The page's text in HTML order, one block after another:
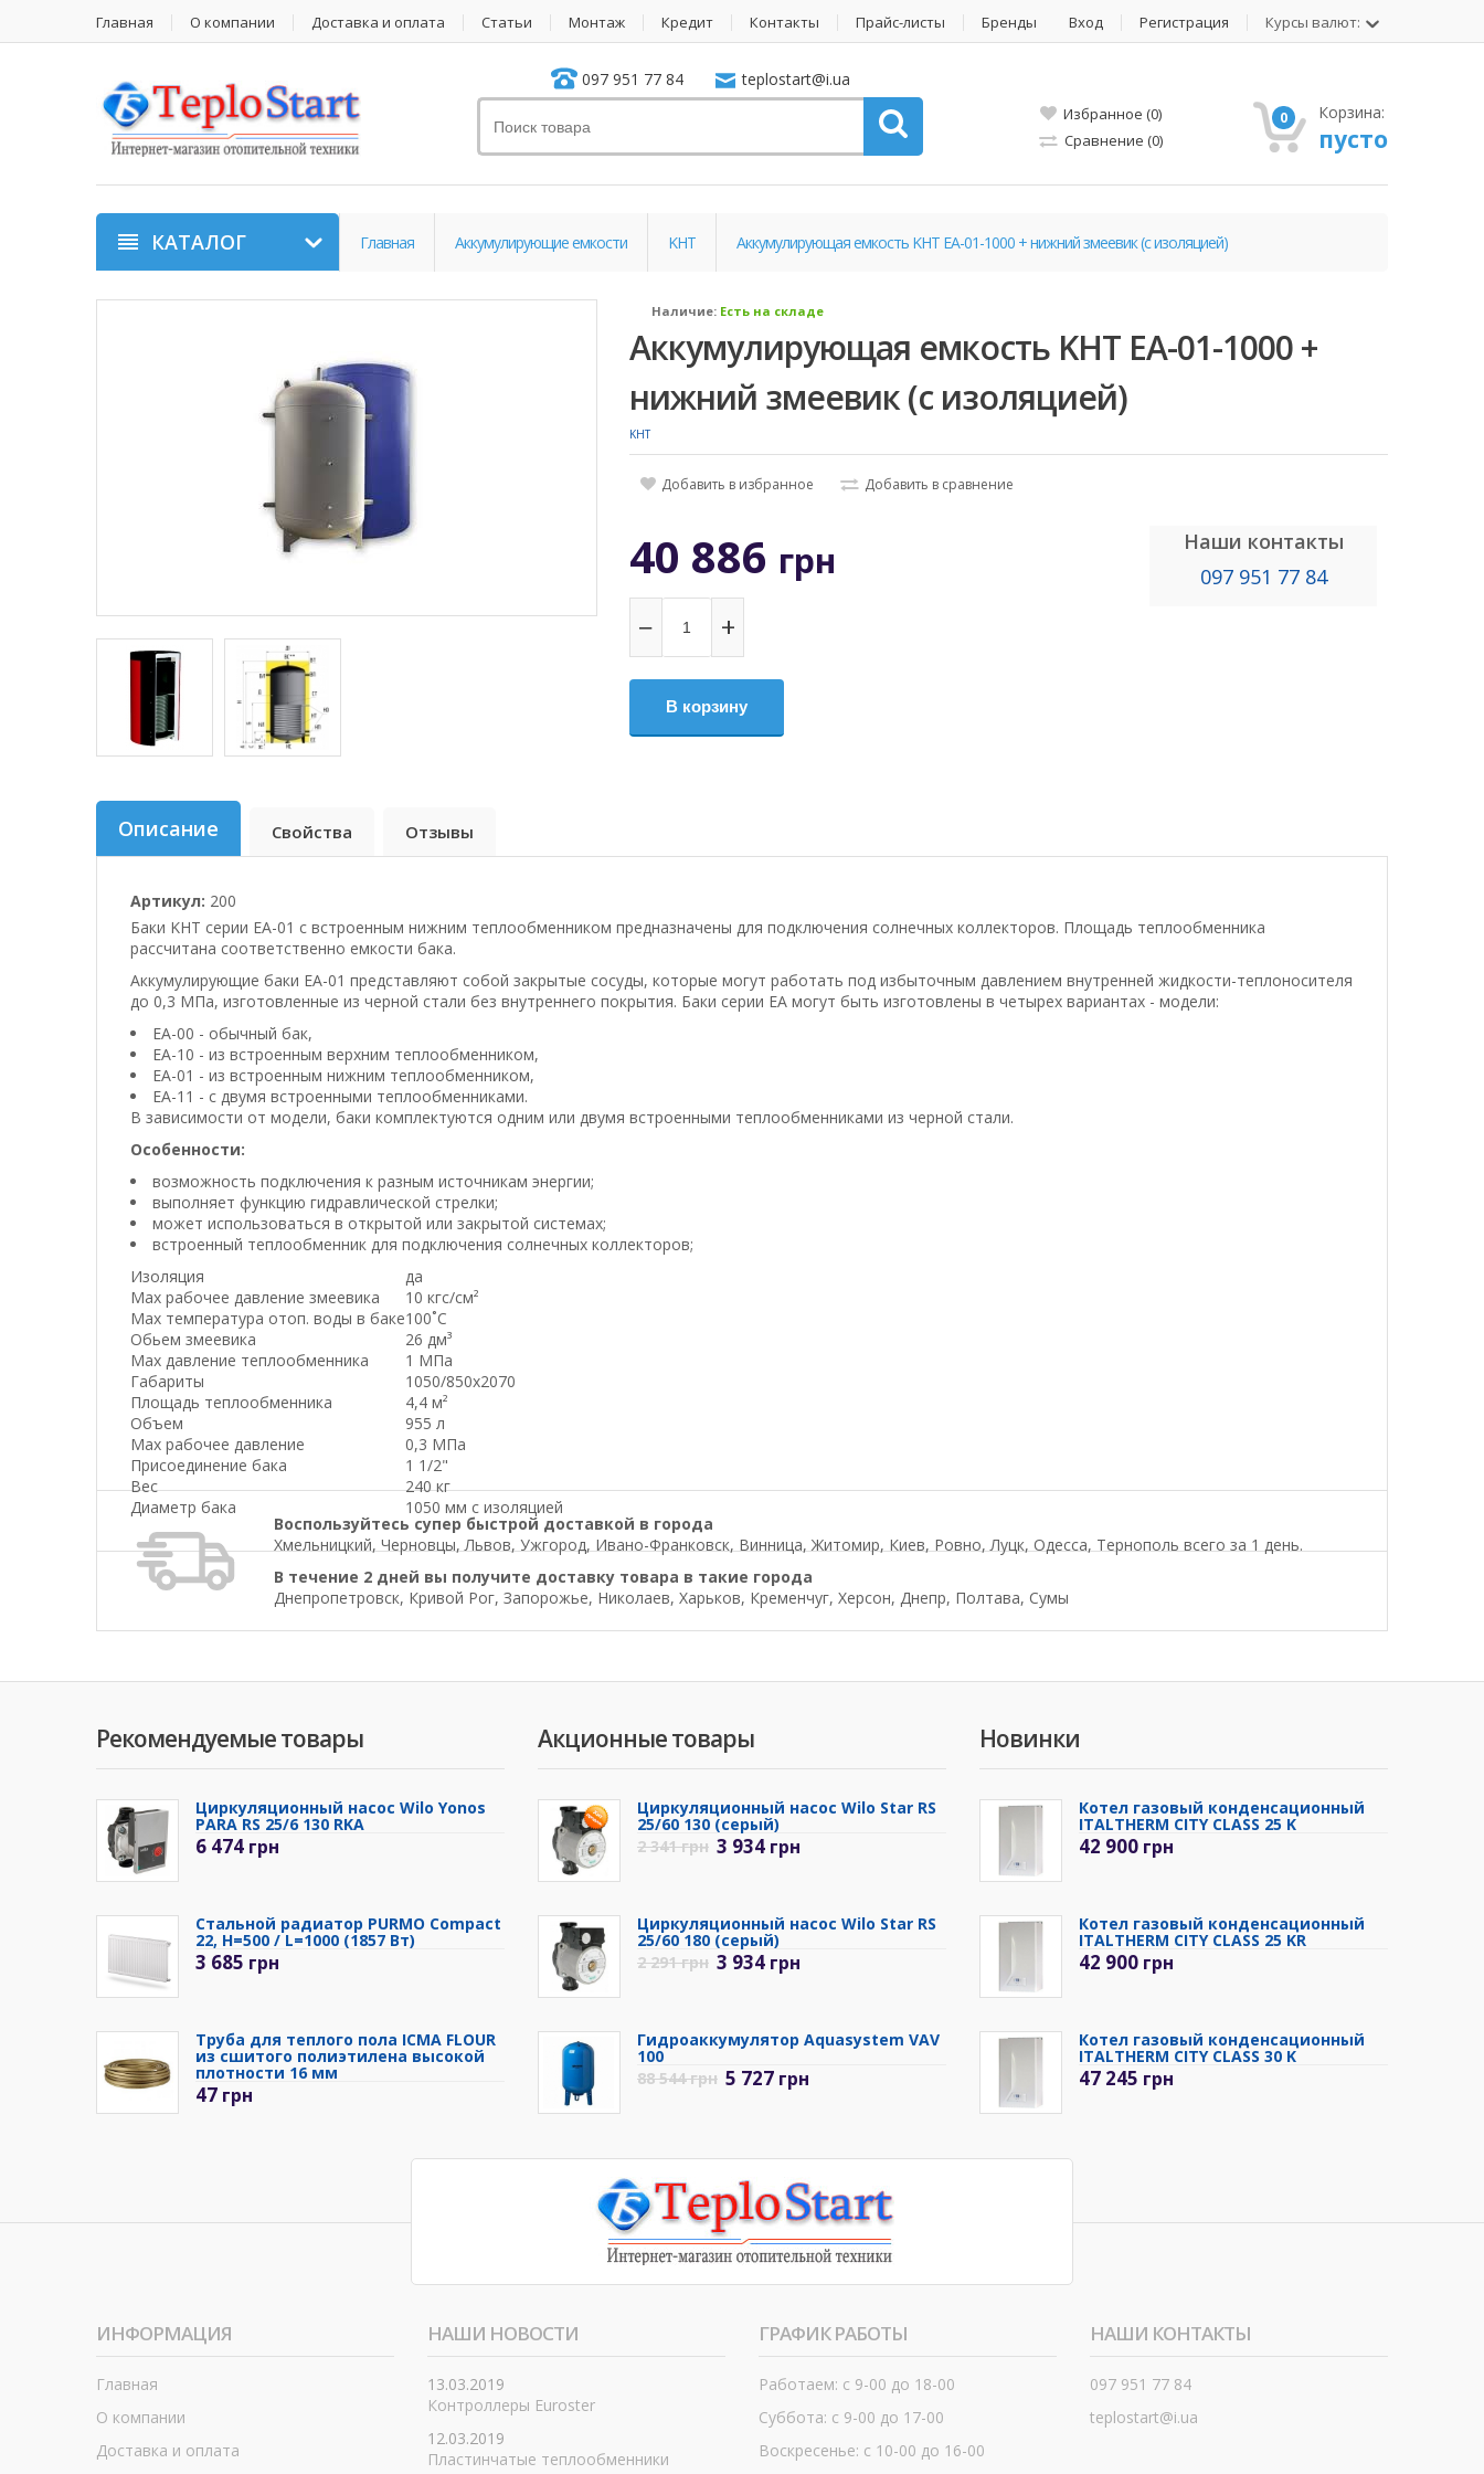
Главная О компании Доставка и оплата Статьи Монтаж Кредит Контакты Прайс-листы Бренды Вход Регистрация Курсы валют:
097 951 77 84 teplostart@i.ua
Избранное (0)
Сравнение (0)
0 Корзина:
пусто
КАТАЛОГ Главная Аккумулирующие емкости KHT Аккумулирующая емкость KHT EA-01-1000 + нижний змеевик (с изоляцией)
Наличие: Есть на складе
Аккумулирующая емкость KHT EA-01-1000 +
нижний змеевик (с изоляцией)
KHT
Добавить в избранное Добавить в сравнение
40 886 грн
− +
В корзину
Наши контакты
097 951 77 84
Описание Свойства Отзывы
Артикул: 200
Баки KHT серии ЕА-01 с встроенным нижним теплообменником предназначены для подключения солнечных коллекторов. Площадь теплообменника
рассчитана соответственно емкости бака.
Аккумулирующие баки ЕА-01 представляют собой закрытые сосуды, которые могут работать под избыточным давлением внутренней жидкости-теплоносителя
до 0,3 МПа, изготовленные из черной стали без внутреннего покрытия. Баки серии ЕА могут быть изготовлены в четырех вариантах - модели:
ЕА-00 - обычный бак,
ЕА-10 - из встроенным верхним теплообменником,
ЕА-01 - из встроенным нижним теплообменником,
ЕА-11 - с двумя встроенными теплообменниками.
В зависимости от модели, баки комплектуются одним или двумя встроенными теплообменниками из черной стали.
Особенности:
возможность подключения к разным источникам энергии;
выполняет функцию гидравлической стрелки;
может использоваться в открытой или закрытой системах;
встроенный теплообменник для подключения солнечных коллекторов;
Изоляция
да
Маx рабочее давление змеевика
10 кгс/см²
Маx температура отоп. воды в баке100˚С
Обьем змеевика
26 дм³
Маx давление теплообменника
1 МПа
Габариты
1050/850x2070
Площадь теплообменника
4,4 м²
Объем
955 л
Max рабочее давление
0,3 МПа
Присоединение бака
1 1/2"
Вес
240 кг
Диаметр бака
1050 мм с изоляцией
Воспользуйтесь супер быстрой доставкой в города
Хмельницкий, Черновцы, Львов, Ужгород, Ивано-Франковск, Винница, Житомир, Киев, Ровно, Луцк, Одесса, Тернополь всего за 1 день.
В течение 2 дней вы получите доставку товара в такие города
Днепропетровск, Кривой Рог, Запорожье, Николаев, Харьков, Кременчуг, Херсон, Днепр, Полтава, Сумы
Рекомендуемые товары
Циркуляционный насос Wilo Yonos
PARA RS 25/6 130 RKA
6 474 грн
Стальной радиатор PURMO Compact
22, H=500 / L=1000 (1857 Вт)
3 685 грн
Труба для теплого пола ICMA FLOUR
из сшитого полиэтилена высокой
плотности 16 мм
47 грн
Акционные товары
Циркуляционный насос Wilo Star RS
25/60 130 (серый)
2 341грн 3 934 грн
Циркуляционный насос Wilo Star RS
25/60 180 (серый)
2 291грн 3 934 грн
Гидроаккумулятор Aquasystem VAV
100
88 544грн 5 727 грн
Новинки
Котел газовый конденсационный
ITALTHERM CITY CLASS 25 K
42 900 грн
Котел газовый конденсационный
ITALTHERM CITY CLASS 25 KR
42 900 грн
Котел газовый конденсационный
ITALTHERM CITY CLASS 30 K
47 245 грн
ИНФОРМАЦИЯ
Главная
О компании
Доставка и оплата
НАШИ НОВОСТИ
13.03.2019
Контроллеры Euroster
12.03.2019
Пластинчатые теплообменники
ГРАФИК РАБОТЫ
Работаем: с 9-00 до 18-00
Суббота: с 9-00 до 17-00
Воскресенье: с 10-00 до 16-00
НАШИ КОНТАКТЫ
097 951 77 84
teplostart@i.ua